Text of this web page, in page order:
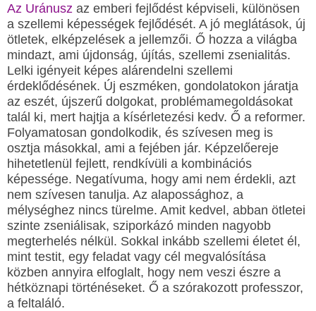
Az Uránusz az emberi fejlődést képviseli, különösen
a szellemi képességek fejlődését. A jó meglátások, új
ötletek, elképzelések a jellemzői. Ő hozza a világba
mindazt, ami újdonság, újítás, szellemi zsenialitás.
Lelki igényeit képes alárendelni szellemi
érdeklődésének. Új eszméken, gondolatokon járatja
az eszét, újszerű dolgokat, problémamegoldásokat
talál ki, mert hajtja a kísérletezési kedv. Ő a reformer.
Folyamatosan gondolkodik, és szívesen meg is
osztja másokkal, ami a fejében jár. Képzelőereje
hihetetlenül fejlett, rendkívüli a kombinációs
képessége. Negatívuma, hogy ami nem érdekli, azt
nem szívesen tanulja. Az alapossághoz, a
mélységhez nincs türelme. Amit kedvel, abban ötletei
szinte zseniálisak, sziporkázó minden nagyobb
megterhelés nélkül. Sokkal inkább szellemi életet él,
mint testit, egy feladat vagy cél megvalósítása
közben annyira elfoglalt, hogy nem veszi észre a
hétköznapi történéseket. Ő a szórakozott professzor,
a feltaláló.